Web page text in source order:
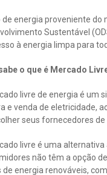
de energia proveniente
Sustentável
à energia limpa para
o que é Mercado
livre de energia é um
e venda de eletricidade,
seus fornecedores
livre é uma
não têm a opção
energia renováveis,